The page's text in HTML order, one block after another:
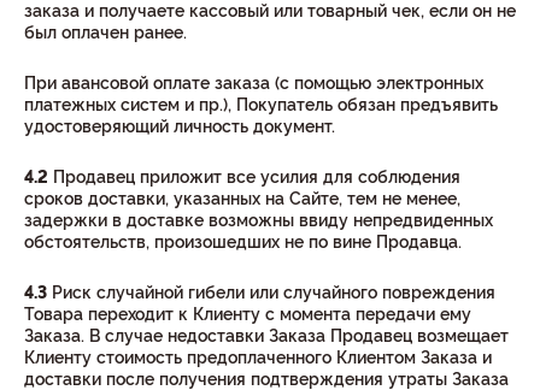
заказа и получаете кассовый или товарный чек, если он не
был оплачен ранее.
При авансовой оплате заказа (с помощью электронных
платежных систем и пр.), Покупатель обязан предъявить
удостоверяющий личность документ.
4.2 Продавец приложит все усилия для соблюдения
сроков доставки, указанных на Сайте, тем не менее,
задержки в доставке возможны ввиду непредвиденных
обстоятельств, произошедших не по вине Продавца.
4.3 Риск случайной гибели или случайного повреждения
Товара переходит к Клиенту с момента передачи ему
Заказа. В случае недоставки Заказа Продавец возмещает
Клиенту стоимость предоплаченного Клиентом Заказа и
доставки после получения подтверждения утраты Заказа